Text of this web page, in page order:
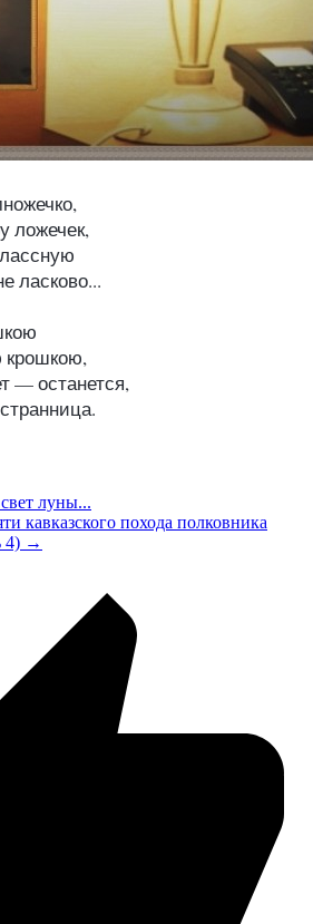
ложечек,
ласково...
— останется,
луны...
кавказского похода полковника
4) →